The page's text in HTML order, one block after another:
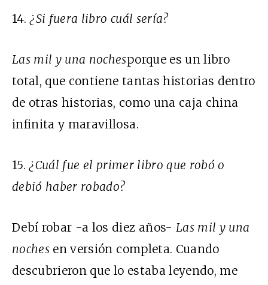
14.¿Si fuera libro cuál sería?
Las mil y una nochesporque es un libro
total, que contiene tantas historias dentro
de otras historias, como una caja china
infinita y maravillosa.
15.¿Cuál fue el primer libro que robó o
debió haber robado?
Debí robar -a los diez años- Las mil y una
noches en versión completa. Cuando
descubrieron que lo estaba leyendo, me